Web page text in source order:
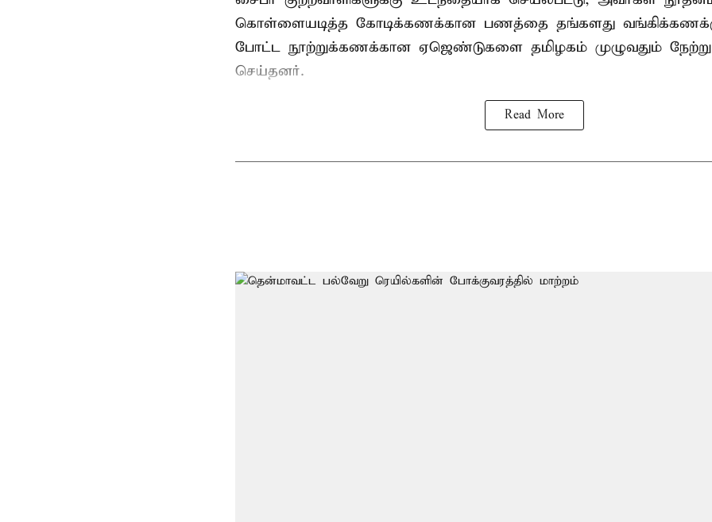
கொள்ளையடித்த கோடிக்கணக்கான பணத்தை தங்களது
போட்ட நூற்றுக்கணக்கான ஏஜெண்டுகளை தமிழகம் முழுவதும்
செய்தனர்.
Read More